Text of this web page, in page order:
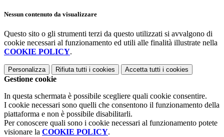
Nessun contenuto da visualizzare
Questo sito o gli strumenti terzi da questo utilizzati si avvalgono di
cookie necessari al funzionamento ed utili alle finalità illustrate nella
COOKIE POLICY.
Personalizza Rifiuta tutti i cookies Accetta tutti i cookies
Gestione cookie
In questa schermata è possibile scegliere quali cookie consentire.
I cookie necessari sono quelli che consentono il funzionamento della
piattaforma e non è possibile disabilitarli.
Per conoscere quali sono i cookie necessari al funzionamento potete
visionare la COOKIE POLICY.